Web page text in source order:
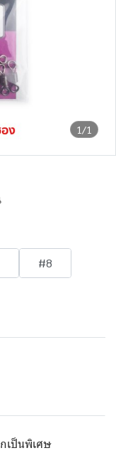
1/1
#8
เป็นพิเศษ